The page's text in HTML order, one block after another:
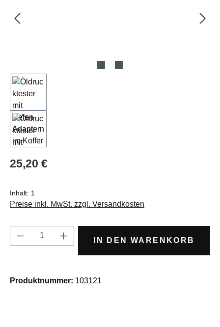
Regulärer Preis:
25,20 €
Inhalt: 1
Preise inkl. MwSt. zzgl. Versandkosten
Produkt Anzahl: Gib den gewünschten
IN DEN WARENKORB
Produktnummer: 103121